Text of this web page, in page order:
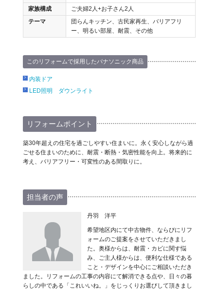
家族構成
ご夫婦2人+お子さん2人
テーマ
団らんキッチン、古民家再生、バリアフリ
ー、明るい部屋、耐震、その他
このリフォームで採用したパナソニック商品
内装ドア
LED照明 ダウンライト
リフォームポイント
築30年超えの住宅を過ごしやすい住まいに。永く安心しながら過
ごせる住まいのために、耐震・断熱・気密性能を向上。将来的に
考え、バリアフリー・可変性のある間取りに。
担当者の声
丹羽 洋平
希望地区内にて中古物件、ならびにリフ
ォームのご提案をさせていただきまし
た。奥様からは、耐震・カビに関す悩
み、ご主人様からは、便利な仕様である
こと・デザインを中心にご相談いただき
ました。リフォームの工事の内容にて解消できる点や、日々の暮
らしの中である「これいいね。」をじっくりお選びして頂きまし